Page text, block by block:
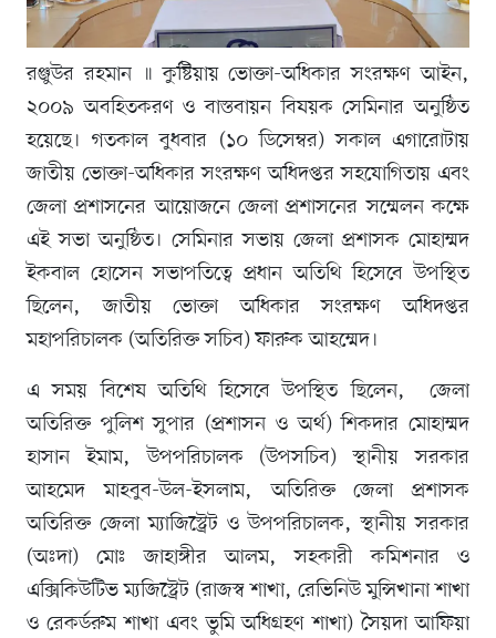
রঞ্জুউর রহমান ॥ কুষ্টিয়ায় ভোক্তা-অধিকার সংরক্ষণ আইন,
২০০৯ অবহিতকরণ ও বাস্তবায়ন বিষয়ক সেমিনার অনুষ্ঠিত
হয়েছে। গতকাল বুধবার (১০ ডিসেম্বর) সকাল এগারোটায়
জাতীয় ভোক্তা-অধিকার সংরক্ষণ অধিদপ্তর সহযোগিতায় এবং
জেলা প্রশাসনের আয়োজনে জেলা প্রশাসনের সম্মেলন কক্ষে
এই সভা অনুষ্ঠিত। সেমিনার সভায় জেলা প্রশাসক মোহাম্মদ
ইকবাল হোসেন সভাপতিত্বে প্রধান অতিথি হিসেবে উপস্থিত
ছিলেন, জাতীয় ভোক্তা অধিকার সংরক্ষণ অধিদপ্তর
মহাপরিচালক (অতিরিক্ত সচিব) ফারুক আহম্মেদ।
এ সময় বিশেষ অতিথি হিসেবে উপস্থিত ছিলেন, জেলা
অতিরিক্ত পুলিশ সুপার (প্রশাসন ও অর্থ) শিকদার মোহাম্মদ
হাসান ইমাম, উপপরিচালক (উপসচিব) স্থানীয় সরকার
আহমেদ মাহবুব-উল-ইসলাম, অতিরিক্ত জেলা প্রশাসক
অতিরিক্ত জেলা ম্যাজিস্ট্রেট ও উপপরিচালক, স্থানীয় সরকার
(অঃদা) মোঃ জাহাঙ্গীর আলম, সহকারী কমিশনার ও
এক্সিকিউটিভ ম্যজিস্ট্রেট (রাজস্ব শাখা, রেভিনিউ মুন্সিখানা শাখা
ও রেকর্ডরুম শাখা এবং ভুমি অধিগ্রহণ শাখা) সৈয়দা আফিয়া